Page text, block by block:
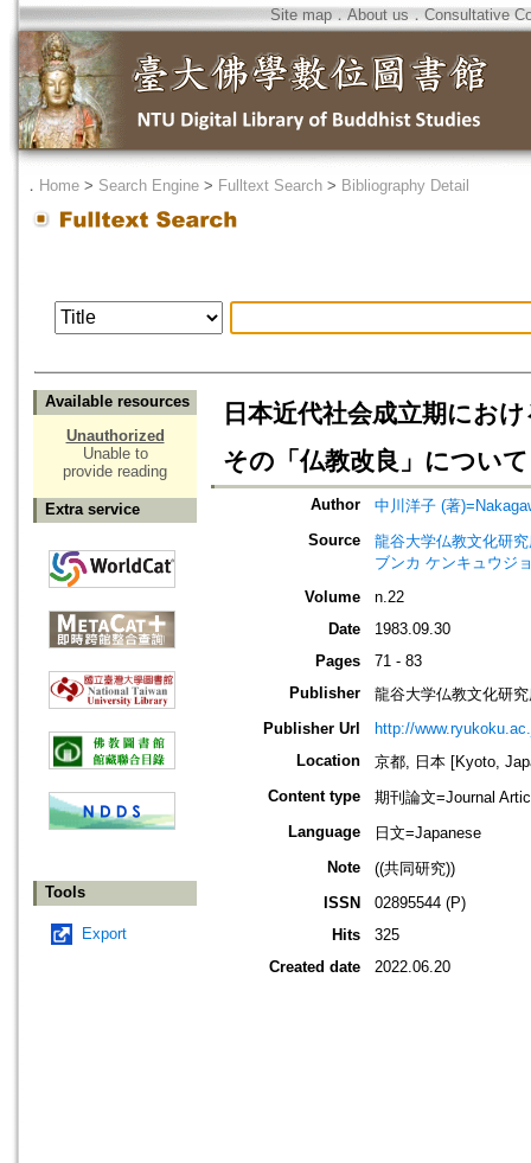
Site map．About us ． Consultative
． Home > Search Engine > Fulltext Search > Bibliography Detail
Available resources
Unauthorized
Unable to
provide reading
Extra service
Tools
Export
日本近代社会成立期にお
その「仏教改良」について
Author
中川洋子 (著
Source
龍谷大学仏教文化研
ブンカ ケンキュウジ
Volume
n.22
Date
1983.09.30
Pages
71 - 83
Publisher
龍谷大学仏教文化研
Publisher Url
http://
Location
京都, 日本 [Kyoto,
Content type
期刊論文=Journal
Language
日文=Japanese
Note
((共同研究))
ISSN
02895544 (P)
Hits
325
Created date
2022.06.20